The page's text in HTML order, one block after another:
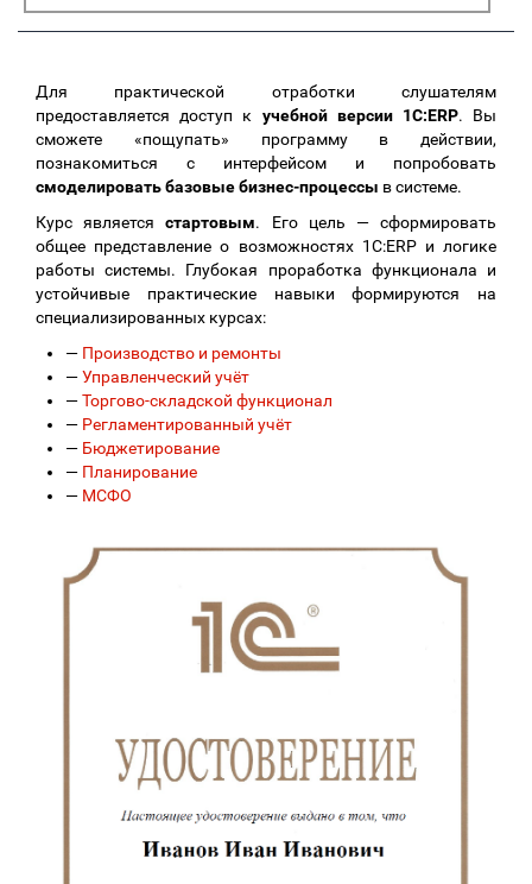
Для практической отработки слушателям
предоставляется доступ к учебной версии 1С:ERP. Вы
сможете «пощупать» программу в действии,
познакомиться с интерфейсом и попробовать
смоделировать базовые бизнес-процессы в системе.
Курс являетсястартовым. Его цель — сформировать
общее представление о возможностях 1С:ERP и логике
работы системы. Глубокая проработка функционала и
устойчивые практические навыки формируются на
специализированных курсах:
— Производство и ремонты
—Управленческий учёт
—Торгово-складской функционал
— Регламентированный учёт
— Бюджетирование
— Планирование
— МСФО